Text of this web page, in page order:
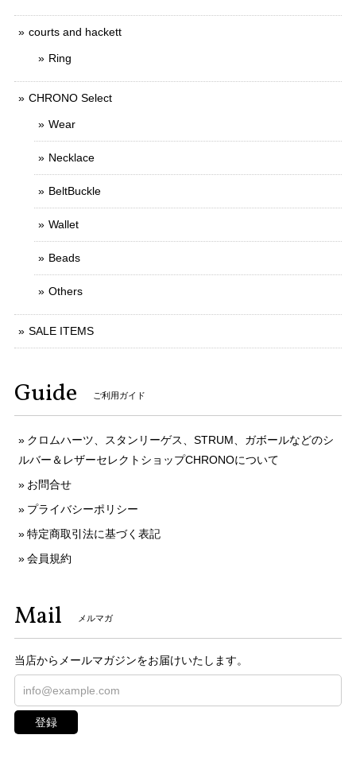
courts and hackett
Ring
CHRONO Select
Wear
Necklace
BeltBuckle
Wallet
Beads
Others
SALE ITEMS
Guide ご利用ガイド
クロムハーツ、スタンリーゲス、STRUM、ガボールなどのシ
ルバー＆レザーセレクトショップCHRONOについて
お問合せ
プライバシーポリシー
特定商取引法に基づく表記
会員規約
Mail メルマガ
当店からメールマガジンをお届けいたします。
登録